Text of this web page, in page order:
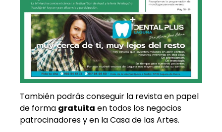
También podrás conseguir la revista en papel
de forma gratuita en todos los negocios
patrocinadores y en la Casa de las Artes.